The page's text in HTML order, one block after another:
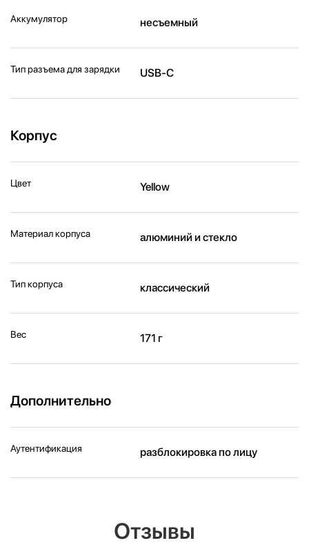
Аккумулятор несъемный
Тип разъема для зарядки USB-C
Корпус
Цвет Yellow
Материал корпуса алюминий и стекло
Тип корпуса классический
Вес 171 г
Дополнительно
Аутентификация разблокировка по лицу
Отзывы